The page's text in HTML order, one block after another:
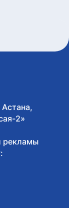
2»
рекламы